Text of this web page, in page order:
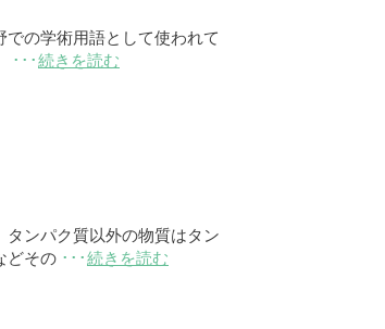
の学術用語として使われて
･･･続きを読む
ンパク質以外の物質はタン
どその ･･･続きを読む